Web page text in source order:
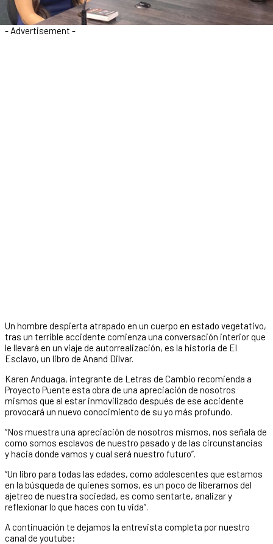
- Advertisement -
Un hombre despierta atrapado en un cuerpo en estado vegetativo,
tras un terrible accidente comienza una conversación interior que
le llevará en un viaje de autorrealización, es la historia de El
Esclavo, un libro de Anand Dilvar.
Karen Anduaga, integrante de Letras de Cambio recomienda a
Proyecto Puente esta obra de una apreciación de nosotros
mismos que al estar inmovilizado después de ese accidente
provocará un nuevo conocimiento de su yo más profundo.
“Nos muestra una apreciación de nosotros mismos, nos señala de
como somos esclavos de nuestro pasado y de las circunstancias
y hacia donde vamos y cual será nuestro futuro”.
“Un libro para todas las edades, como adolescentes que estamos
en la búsqueda de quienes somos, es un poco de liberarnos del
ajetreo de nuestra sociedad, es como sentarte, analizar y
reflexionar lo que haces con tu vida”.
A continuación te dejamos la entrevista completa por nuestro
canal de youtube: